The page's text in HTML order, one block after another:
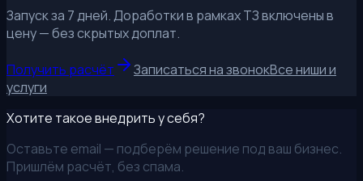
Запуск за 7 дней. Доработки в рамках ТЗ включены в
цену — без скрытых доплат.
Получить расчёт Записаться на звонокВсе ниши и
услуги
Хотите такое внедрить у себя?
Оставьте email — подберём решение под ваш бизнес.
Пришлём расчёт, без спама.